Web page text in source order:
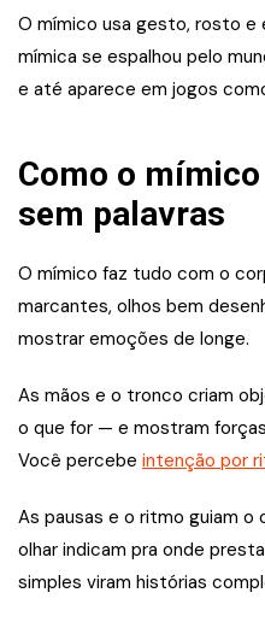
O mímico usa gesto, rosto e
mímica se espalhou pelo
e até aparece em jogos
Como o
sem palavras
O mímico faz tudo com o
marcantes, olhos bem
mostrar emoções de longe.
As mãos e o tronco criam
o que for — e mostram
Você percebe intenção por
As pausas e o ritmo guiam o
olhar indicam pra onde
simples viram histórias